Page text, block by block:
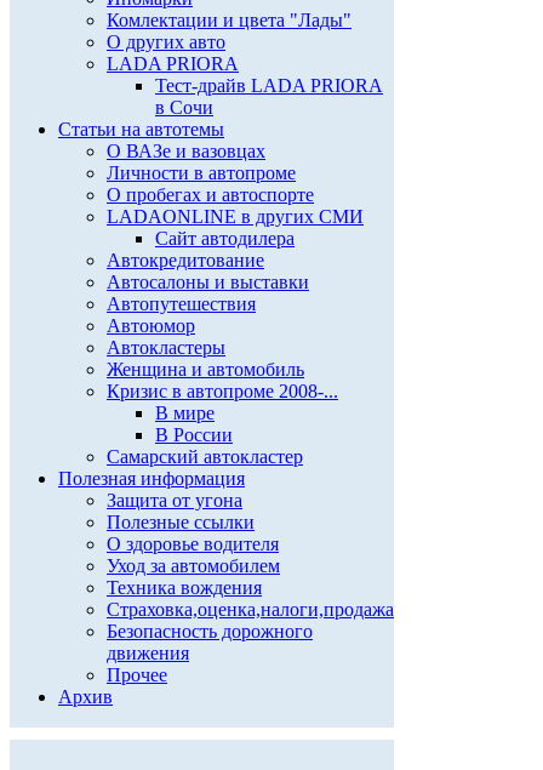
Комлектации и цвета "Лады"
О других авто
LADA PRIORA
Тест-драйв LADA PRIORA
в Сочи
Статьи на автотемы
О ВАЗе и вазовцах
Личности в автопроме
О пробегах и автоспорте
LADAONLINE в других СМИ
Сайт автодилера
Автокредитование
Автосалоны и выставки
Автопутешествия
Автоюмор
Автокластеры
Женщина и автомобиль
Кризис в автопроме 2008-...
В мире
В России
Самарский автокластер
Полезная информация
Защита от угона
Полезные ссылки
О здоровье водителя
Уход за автомобилем
Техника вождения
Страховка,оценка,налоги,продажа
Безопасность дорожного
движения
Прочее
Архив